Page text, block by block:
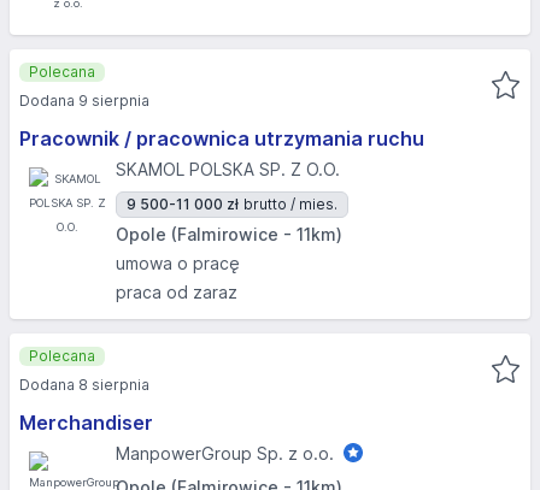
Pracownik / pracownica utrzymania ruchu
SKAMOL POLSKA SP. Z O.O.
9 500-11 000 zł brutto / mies.
Opole (Falmirowice - 11km)
umowa o pracę
praca od zaraz
Polecana
Dodana 9 sierpnia
Merchandiser
ManpowerGroup Sp. z o.o.
Polecana
Dodana 8 sierpnia